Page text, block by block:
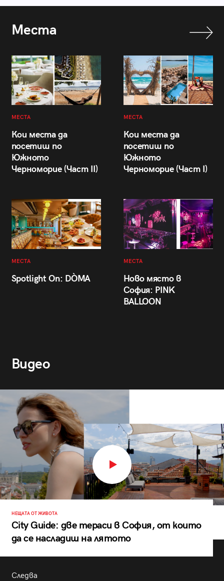
Места
МЕСТА
Кои места да
посетиш по
Южното
Черноморие (Част II)
МЕСТА
Кои места да
посетиш по
Южното
Черноморие (Част I)
МЕСТА
Spotlight On: DÒMA
МЕСТА
Ново място в
София: PINK
BALLOON
Видео
НЕЩАТА ОТ ЖИВОТА
City Guide: две тераси в София, от които
да се насладиш на лятото
Следва